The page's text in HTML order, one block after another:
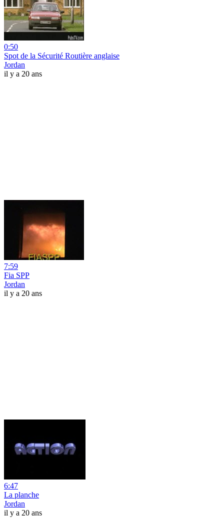
0:50
Spot de la Sécurité Routière anglaise
Jordan
il y a 20 ans
7:59
Fia SPP
Jordan
il y a 20 ans
6:47
La planche
Jordan
il y a 20 ans